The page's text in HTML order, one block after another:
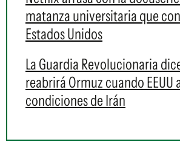
matanza universitaria que
Estados Unidos
La Guardia Revolucionaria
reabrirá Ormuz cuando EEUU
condiciones de Irán